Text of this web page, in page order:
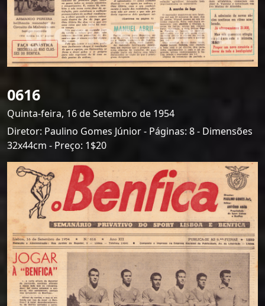
0616
Quinta-feira, 16 de Setembro de 1954
Diretor: Paulino Gomes Júnior - Páginas: 8 - Dimensões
32x44cm - Preço: 1$20